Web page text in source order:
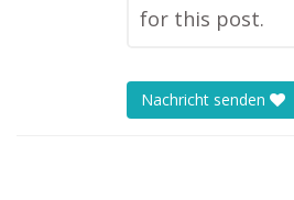
for this post.
Nachricht senden